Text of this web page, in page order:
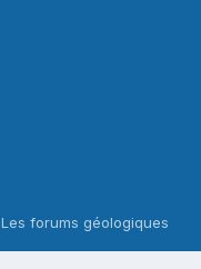
Les forums géologiques